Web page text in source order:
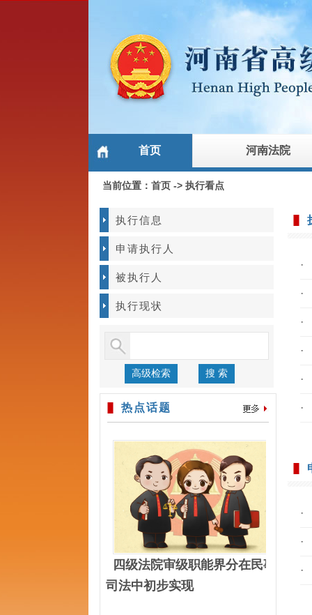
首页 河南法院
当前位置： 首页-> 执行看点
执行信息
申请执行人
被执行人
执行现状
高级检索 搜 索
热点话题
四级法院审级职能界分在民事
司法中初步实现
·
·
·
·
·
·
·
·
·